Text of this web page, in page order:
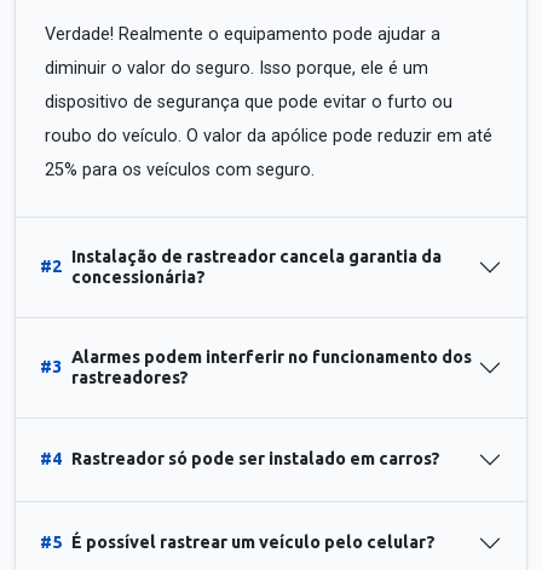
Verdade! Realmente o equipamento pode ajudar a
diminuir o valor do seguro. Isso porque, ele é um
dispositivo de segurança que pode evitar o furto ou
roubo do veículo. O valor da apólice pode reduzir em até
25% para os veículos com seguro.
#2
Instalação de rastreador cancela garantia da
concessionária?
#3
Alarmes podem interferir no funcionamento dos
rastreadores?
#4 Rastreador só pode ser instalado em carros?
#5 É possível rastrear um veículo pelo celular?